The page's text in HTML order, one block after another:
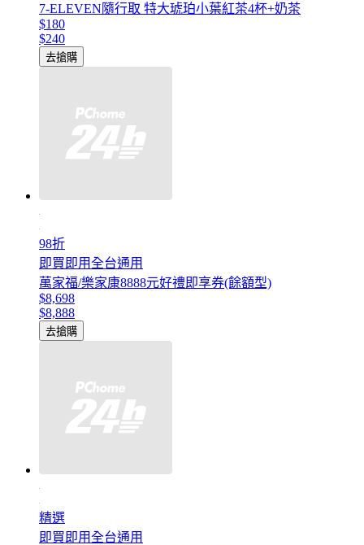
7-ELEVEN隨行取 特大琥珀小葉紅茶4杯+奶茶
$180
$240
去搶購
98折
即買即用全台通用
萬家福/樂家康8888元好禮即享券(餘額型)
$8,698
$8,888
去搶購
精選
即買即用全台通用